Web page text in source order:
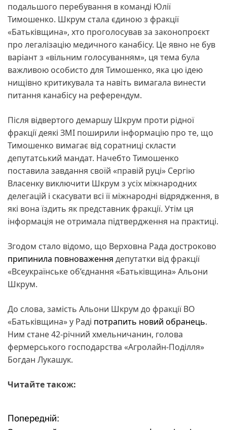
подальшого перебування в команді Юлії
Тимошенко. Шкрум стала єдиною з фракції
«Батьківщина», хто проголосував за законопроєкт
про легалізацію медичного канабісу. Це явно не був
варіант з «вільним голосуванням», ця тема була
важливою особисто для Тимошенко, яка цю ідею
нищівно критикувала та навіть вимагала винести
питання канабісу на референдум.
Після відвертого демаршу Шкрум проти рідної
фракції деякі ЗМІ поширили інформацію про те, що
Тимошенко вимагає від соратниці скласти
депутатський мандат. Начебто Тимошенко
поставила завдання своїй «правій руці» Сергію
Власенку виключити Шкрум з усіх міжнародних
делегацій і скасувати всі її міжнародні відрядження, в
які вона їздить як представник фракції. Утім ця
інформація не отримала підтвердження на практиці.
Згодом стало відомо, що Верховна Рада достроково
припинила повноваження депутатки від фракції
«Всеукраїнське об’єднання «Батьківщина» Альони
Шкрум.
До слова, замість Альони Шкрум до фракції ВО
«Батьківщина» у Раді потрапить новий обранець.
Ним стане 42-річний хмельничанин, голова
фермерського господарства «Агролайн-Поділля»
Богдан Лукашук.
Читайте також:
Н
Попередній: